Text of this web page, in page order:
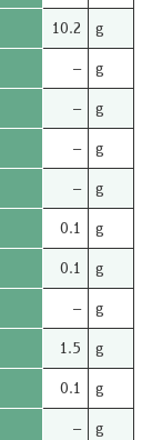
10.2 g
– g
– g
– g
– g
0.1 g
0.1 g
– g
1.5 g
0.1 g
– g